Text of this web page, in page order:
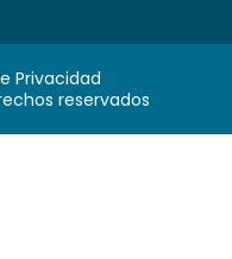
reservados
Privacidad